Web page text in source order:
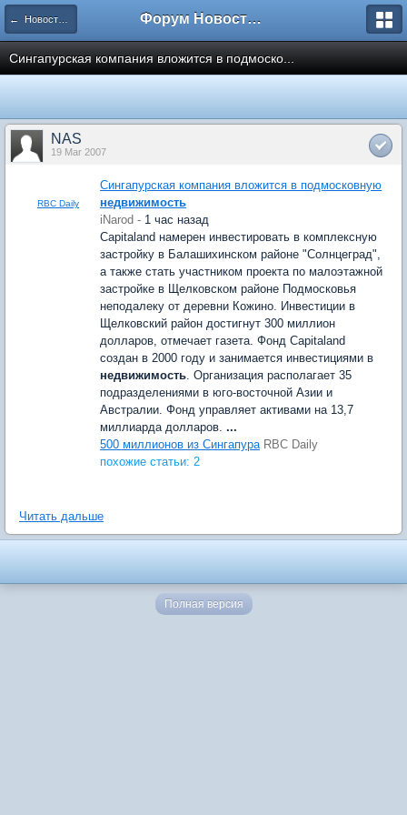
← Новости рынка недвижимости Форум Новостройки
Сингапурская компания вложится в подмоско...
NAS
19 Mar 2007
RBC Daily
Сингапурская компания вложится в подмосковную
недвижимость
iNarod - 1 час назад
Capitaland намерен инвестировать в комплексную
застройку в Балашихинском районе "Солнцеград",
а также стать участником проекта по малоэтажной
застройке в Щелковском районе Подмосковья
неподалеку от деревни Кожино. Инвестиции в
Щелковский район достигнут 300 миллион
долларов, отмечает газета. Фонд Capitaland
создан в 2000 году и занимается инвестициями в
недвижимость. Организация располагает 35
подразделениями в юго-восточной Азии и
Австралии. Фонд управляет активами на 13,7
миллиарда долларов. ...
500 миллионов из Сингапура RBC Daily
похожие статьи: 2
Читать дальше
Полная версия